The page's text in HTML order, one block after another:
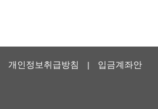
개인정보취급방침 |
입금계좌안